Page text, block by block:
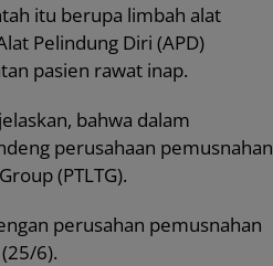
itu berupa limbah alat
Pelindung Diri (APD)
pasien rawat inap.
bahwa dalam
perusahaan pemusnahan
(PTLTG).
perusahan pemusnahan
6).